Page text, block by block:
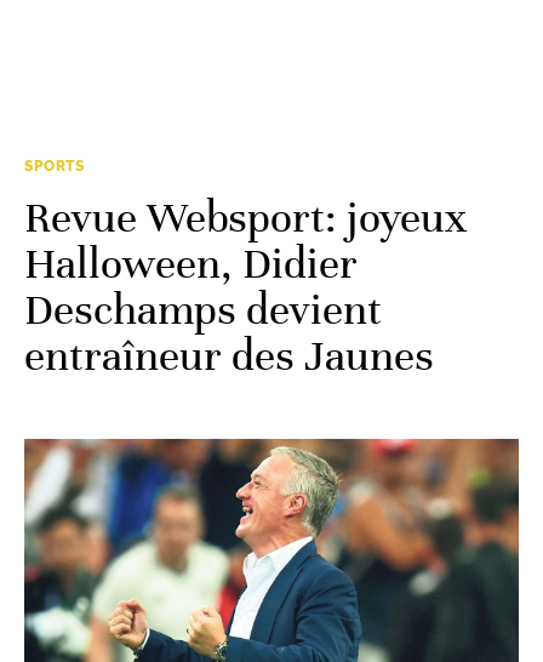
SPORTS
Revue Websport: joyeux
Halloween, Didier
Deschamps devient
entraîneur des Jaunes